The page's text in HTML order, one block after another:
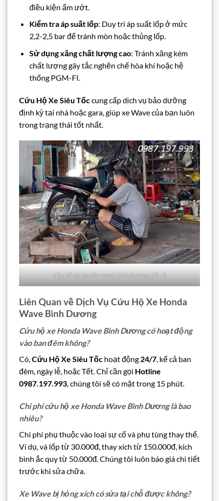
điều kiện ẩm ướt.
Kiểm tra áp suất lốp: Duy trì áp suất lốp ở mức
2,2-2,5 bar để tránh mòn hoặc thủng lốp.
Sử dụng xăng chất lượng cao: Tránh xăng kém
chất lượng gây tắc nghẽn chế hòa khí hoặc hệ
thống PGM-FI.
Cứu Hộ Xe Siêu Tốccung cấp dịch vụ bảo dưỡng
định kỳ tại nhà hoặc gara, giúp xe Wave của bạn luôn
trong trạng thái tốt nhất.
cứu hộ xe honda wave bình dương giá rẻ
Liên Quan về Dịch Vụ Cứu Hộ Xe Honda
Wave Bình Dương
Cứu hộ xe Honda Wave Bình Dương có hoạt động
vào ban đêm không?
Có,Cứu Hộ Xe Siêu Tốc hoạt động 24/7, kể cả ban
đêm, ngày lễ, hoặc Tết. Chỉ cần gọi Hotline
0987.197.993, chúng tôi sẽ có mặt trong 15 phút.
Chi phí cứu hộ xe Honda Wave Bình Dương là bao
nhiêu?
Chi phí phụ thuộc vào loại sự cố và phụ tùng thay thế.
Ví dụ, vá lốp từ 30.000đ, thay xích từ 150.000đ, kích
bình ắc quy từ 50.000đ. Chúng tôi luôn báo giá chi tiết
trước khi sửa chữa.
Xe Wave bị hỏng xích có sửa tại chỗ được không?